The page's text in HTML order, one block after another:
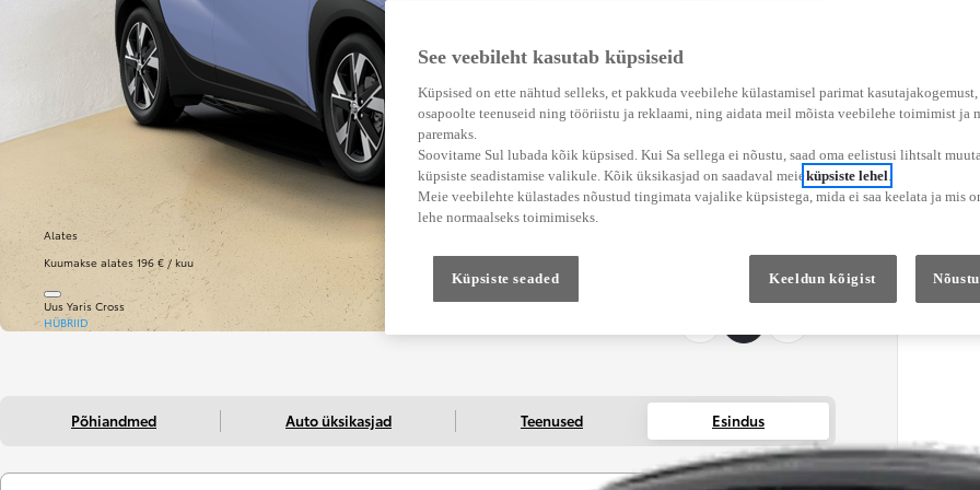
Alates
Kuumakse alates 196 € / kuu
Uus Yaris Cross
HÜBRIID
Põhiandmed Auto üksikasjad Teenused Esindus
See veebileht kasutab küpsiseid
Küpsised on ette nähtud selleks, et pakkuda veebilehe külastamisel parimat
osapoolte teenuseid ning tööriistu ja reklaami, ning aidata meil mõista veebilehe toimimist ja
paremaks.
Soovitame Sul lubada kõik küpsised. Kui Sa sellega ei nõustu, saad oma eelistusi lihtsalt
küpsiste seadistamise valikule. Kõik üksikasjad on saadaval meieküpsiste lehel.
Meie veebilehte külastades nõustud tingimata vajalike küpsistega, mida ei saa keelata ja mis
lehe normaalseks toimimiseks.
Küpsiste seaded Keeldun kõigist